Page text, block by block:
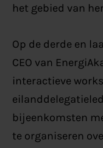
het gebied van
Op de derde en
CEO van
interactieve
bijeenkomsten
te organiseren